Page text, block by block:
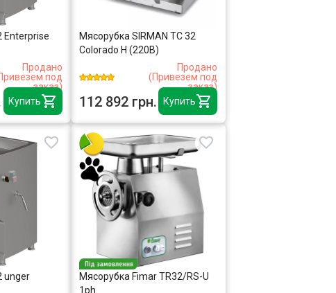
Купить
Enterprise
Продано
под
заказ)
Купить
Мясорубка SIRMAN TC 32
Colorado H (220В)
Продано
(Привезем под
заказ)
112 892 грн.
unger
Мясорубка Fimar TR32/RS-U
1ph